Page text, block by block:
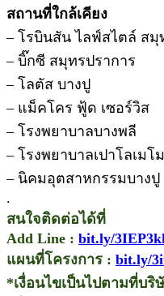
สถานที่ใกล้เคียง
– โรบินสัน ไลฟ์สไตล์ สมุ
– บิ๊กซี สมุทรปราการ
– โลตัส บางปู
– แม็คโคร ฟู้ด เซอร์วิส
– โรงพยาบาลบางพลี
– โรงพยาบาลเปาโลเมโ
– นิคมอุตสาหกรรมบางปู
.
สนใจติดต่อได้ที่
Add Line : bit.ly/
แผนที่โครงการ : bit.ly/
*เงื่อนไขเป็นไปตามที่บริ